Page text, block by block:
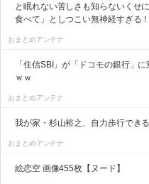
と眠れない苦しさも知らないくせ
食べて」としつこい無神経すぎる！
おまとめアンテナ
「住信SBI」が「ドコモの銀行」
ｗｗ
おまとめアンテナ
我が家・杉山裕之、自力歩行でき
おまとめアンテナ
絵恋空 画像455枚【ヌード】